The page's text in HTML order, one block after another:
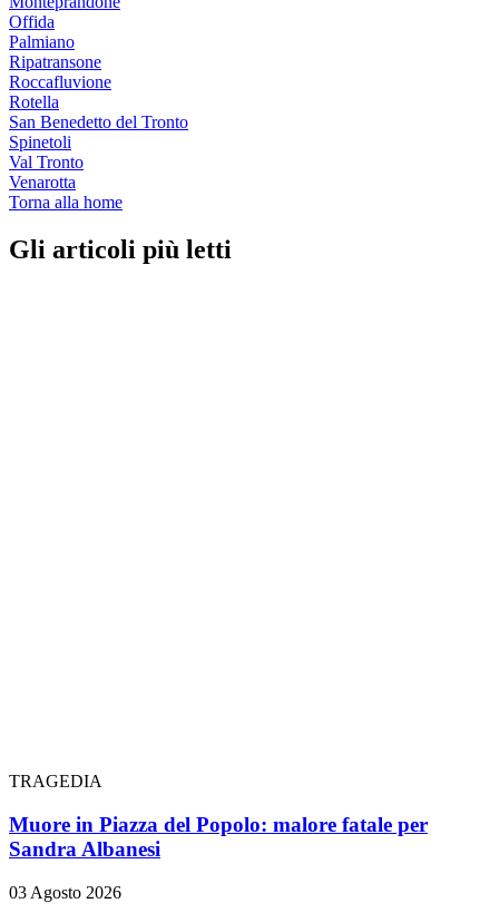
Offida
Palmiano
Ripatransone
Roccafluvione
Rotella
San Benedetto del Tronto
Spinetoli
Val Tronto
Venarotta
Torna alla home
Gli articoli più letti
TRAGEDIA
Muore in Piazza del Popolo: malore fatale per
Sandra Albanesi
03 Agosto 2026